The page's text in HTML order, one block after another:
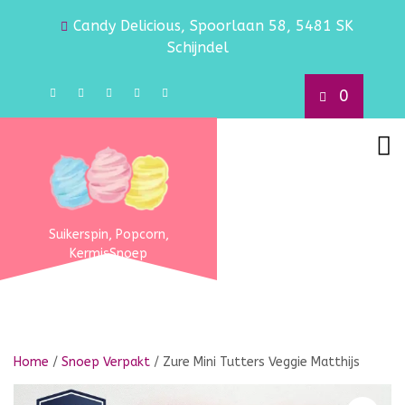
Candy Delicious, Spoorlaan 58, 5481 SK
Schijndel
0
Suikerspin, Popcorn,
KermisSnoep
Home / Snoep Verpakt / Zure Mini Tutters Veggie Matthijs